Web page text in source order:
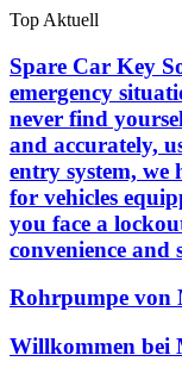
Skip
the
content
Top Aktuell
Spare Car Key
emergency
never find
and accurately,
entry system,
for vehicles
you face a
convenience
Rohrpumpe von
Willkommen bei